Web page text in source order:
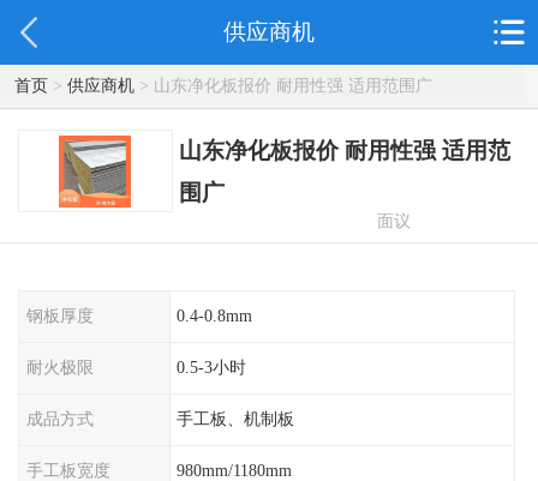
供应商机
首页> 供应商机> 山东净化板报价 耐用性强 适用范围广
山东净化板报价 耐用性强 适用范
围广
面议
钢板厚度 0.4-0.8mm
耐火极限 0.5-3小时
成品方式 手工板、机制板
手工板宽度 980mm/1180mm